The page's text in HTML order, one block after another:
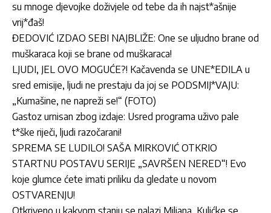
su mnoge djevojke doživjele od tebe da ih najst*ašnije
vrij*đaš!
ĐEDOVIĆ IZDAO SEBI NAJBLIŽE: One se uljudno brane od
muškaraca koji se brane od muškaraca!
LJUDI, JEL OVO MOGUĆE?! Kačavenda se UNE*EDILA u
sred emisije, ljudi ne prestaju da joj se PODSMIJ*VAJU:
„Kumašine, ne napreži se!“ (FOTO)
Gastoz urnisan zbog izdaje: Usred programa uživo pale
t*ške riječi, ljudi razočarani!
SPREMA SE LUDILO! SAŠA MIRKOVIĆ OTKRIO
STARTNU POSTAVU SERIJE „SAVRŠEN NERED“! Evo
koje glumce ćete imati priliku da gledate u novom
OSTVARENJU!